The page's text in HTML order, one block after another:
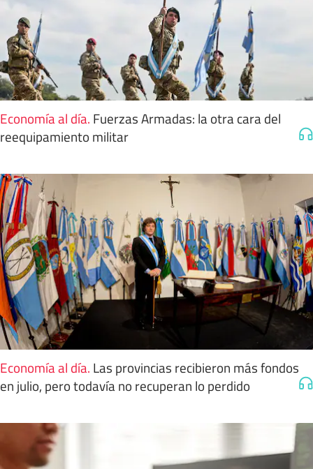
Economía al día. Fuerzas Armadas: la otra cara del
reequipamiento militar
Economía al día. Las provincias recibieron más fondos
en julio, pero todavía no recuperan lo perdido